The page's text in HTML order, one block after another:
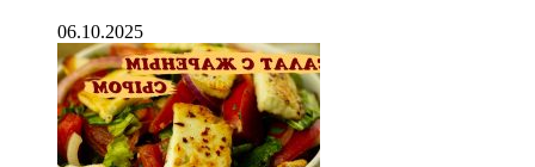
06.10.2025